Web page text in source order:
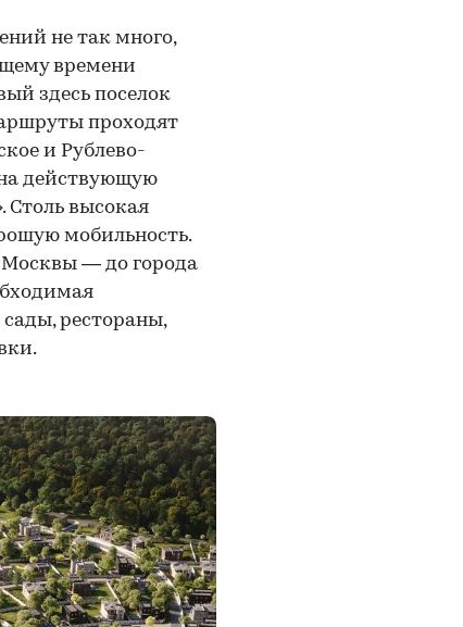
не так много,
времени
здесь поселок
проходят
и Рублево-
действующую
Столь высокая
мобильность.
Москвы — до города
рестораны,